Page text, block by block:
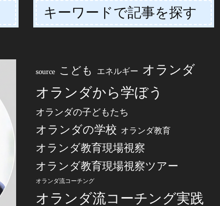
キーワードで記事を探す
source こども エネルギー オランダ
オランダから学ぼう
オランダの子どもたち
オランダの学校 オランダ教育
オランダ教育現場視察
オランダ教育現場視察ツアー
オランダ流コーチング
オランダ流コーチング実践